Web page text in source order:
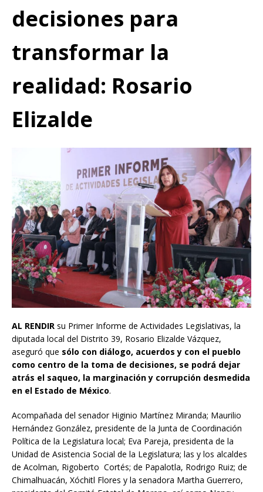
decisiones para
transformar la
realidad: Rosario
Elizalde
AL RENDIR su Primer Informe de Actividades Legislativas, la
diputada local del Distrito 39, Rosario Elizalde Vázquez,
aseguró que sólo con diálogo, acuerdos y con el pueblo
como centro de la toma de decisiones, se podrá dejar
atrás el saqueo, la marginación y corrupción desmedida
en el Estado de México.
Acompañada del senador Higinio Martínez Miranda; Maurilio
Hernández González, presidente de la Junta de Coordinación
Política de la Legislatura local; Eva Pareja, presidenta de la
Unidad de Asistencia Social de la Legislatura; las y los alcaldes
de Acolman, Rigoberto Cortés; de Papalotla, Rodrigo Ruiz; de
Chimalhuacán, Xóchitl Flores y la senadora Martha Guerrero,